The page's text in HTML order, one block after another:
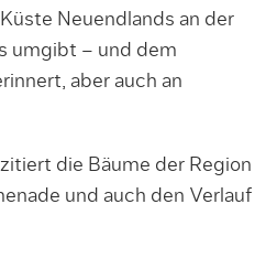
Neuendlands an der
umgibt – und dem
aber auch an
die Bäume der Region
und auch den Verlauf